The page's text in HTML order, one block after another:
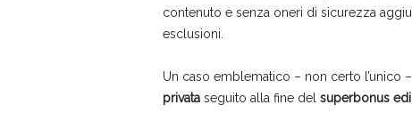
contenuto e senza oneri di sicurezza
esclusioni.
Un caso emblematico – non certo l’unico
privataseguito alla fine del superbonus